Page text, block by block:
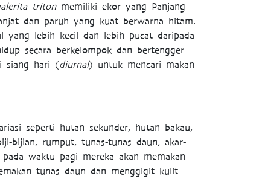
triton memiliki ekor yang Panjang
dan paruh yang kuat berwarna hitam.
yang lebih kecil dan lebih pucat daripada
secara berkelompok dan bertengger
siang hari (diurnal) untuk mencari makan
seperti hutan sekunder, hutan bakau,
bijian, rumput, tunas-tunas daun, akar-
waktu pagi mereka akan memakan
tunas daun dan menggigit kulit